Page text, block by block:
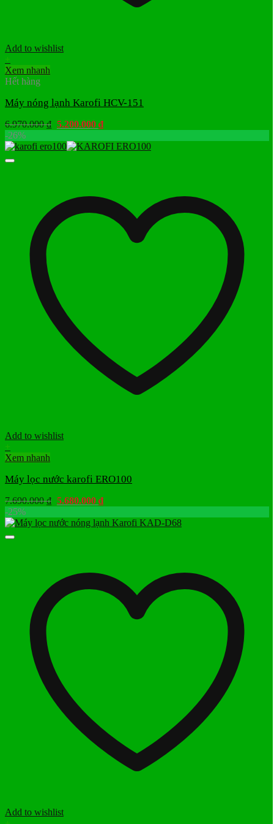
Add to wishlist
+
Xem nhanh
Hết hàng
Máy nóng lạnh Karofi HCV-151
6.970.000₫ Giá
là:
5.200.000 ₫Giá
tại
-26%
Add to wishlist
+
Xem nhanh
Máy lọc nước karofi ERO100
7.690.000₫ Giá
là:
5.680.000 ₫Giá
tại
-25%
Add to wishlist